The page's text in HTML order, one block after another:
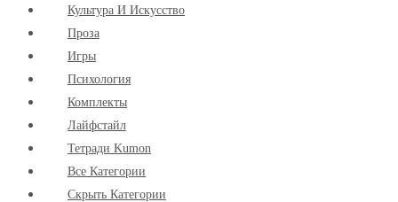
Культура И Искусство
Проза
Игры
Психология
Комплекты
Лайфстайл
Тетради Kumon
Все Категории
Скрыть Категории